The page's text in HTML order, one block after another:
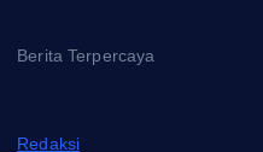
Berita Terpercaya
Redaksi